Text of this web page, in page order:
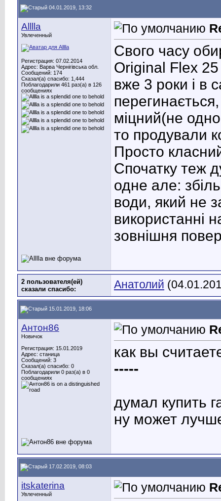
04.01.2019, 13:32
Alllla
Увлеченный
Регистрация: 07.02.2014
Адрес: Варва Чернігівська обл.
Сообщений: 174
Сказал(а) спасибо: 1,444
Поблагодарили 461 раз(а) в 126
сообщениях
Свого часу
Original Flex
вже 3 роки і в
міцний(не
то продували
Просто
Спочатку теж
одне але:
води, який не
використанні
зовнішня
2 пользователя(ей)
сказали cпасибо:
Анатолий
15.01.2019, 18:06
Антон86
Новичок
Регистрация: 15.01.2019
Адрес: станица
Сообщений: 3
Сказал(а) спасибо: 0
Поблагодарили 0 раз(а) в 0
сообщениях
как вы
-----
думал купить
ну может
17.02.2019, 08:03
itskaterina
Увлеченный